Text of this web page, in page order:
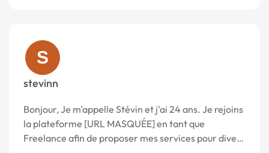
S
stevinn
Bonjour, Je m'appelle Stévin et j'ai 24 ans. Je rejoins
la plateforme [URL MASQUÉE] en tant que
Freelance afin de proposer mes services pour divers